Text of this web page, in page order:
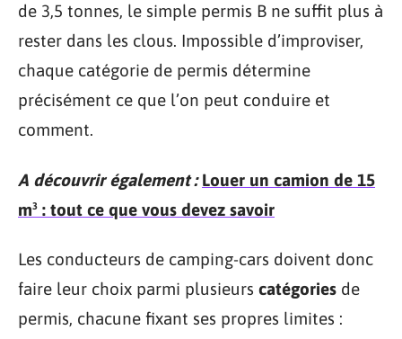
de 3,5 tonnes, le simple permis B ne suffit plus à
rester dans les clous. Impossible d’improviser,
chaque catégorie de permis détermine
précisément ce que l’on peut conduire et
comment.
A découvrir également : Louer un camion de 15
m³ : tout ce que vous devez savoir
Les conducteurs de camping-cars doivent donc
faire leur choix parmi plusieurs catégories de
permis, chacune fixant ses propres limites :